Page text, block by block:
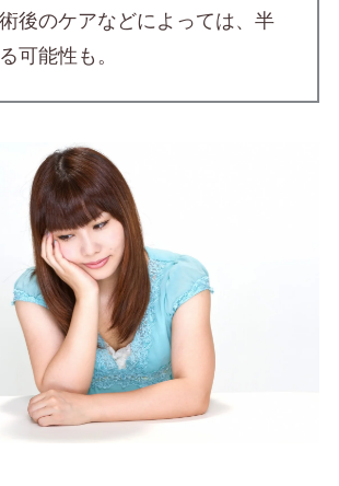
後のケアなどによっては、半
可能性も。